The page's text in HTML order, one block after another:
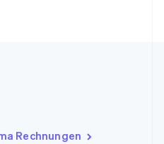
Rechnungen